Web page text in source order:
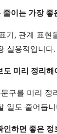
이는 가장 좋
기, 관계 표현
실용적입니다.
미리 정리해
구를 미리 정
일도 줄어듭
하면 좋은 정